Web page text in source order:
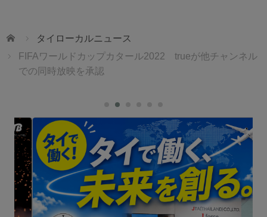
ホーム
タイローカルニュース
FIFAワールドカップカタール2022 trueが他チャンネル
での同時放映を承認